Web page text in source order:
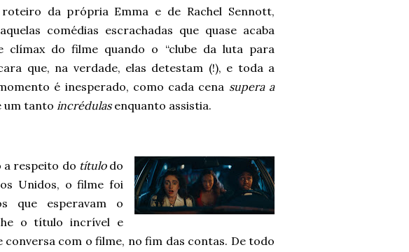
roteiro da própria Emma e de Rachel Sennott,
comédias escrachadas que quase acaba
clímax do filme quando o “clube da luta para
que, na verdade, elas detestam (!), e toda a
é inesperado, como cada cena supera a
um tanto incrédulasenquanto assistia.
a respeito do títulodo
Unidos, o filme foi
que esperavam o
o título incrível e
com o filme, no fim das contas. De todo